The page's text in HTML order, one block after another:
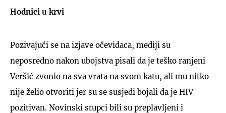
Hodnici u krvi
Pozivajući se na izjave očevidaca, mediji su
neposredno nakon ubojstva pisali da je teško ranjeni
Veršić zvonio na sva vrata na svom katu, ali mu nitko
nije želio otvoriti jer su se susjedi bojali da je HIV
pozitivan. Novinski stupci bili su preplavljeni i